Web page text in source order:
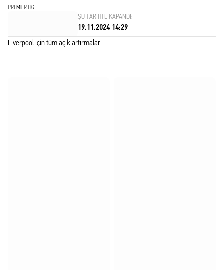
PREMIER LIG
ŞU TARIHTE KAPANDI:
19.11.2024 14:29
Liverpool için tüm açık artırmalar